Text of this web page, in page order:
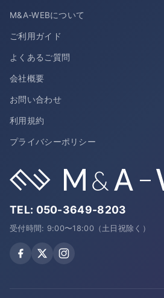
M&A-WEBについて
ご利用ガイド
よくあるご質問
会社概要
お問い合わせ
利用規約
プライバシーポリシー
TEL: 050-3649-8203
受付時間: 9:00〜18:00（土日祝除く）